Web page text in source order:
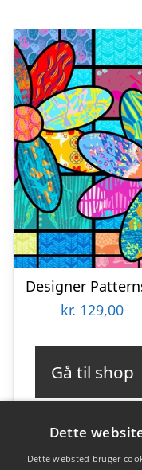
Designer
kr. 129,00
Gå til shop
Dette
Dette websted bruger